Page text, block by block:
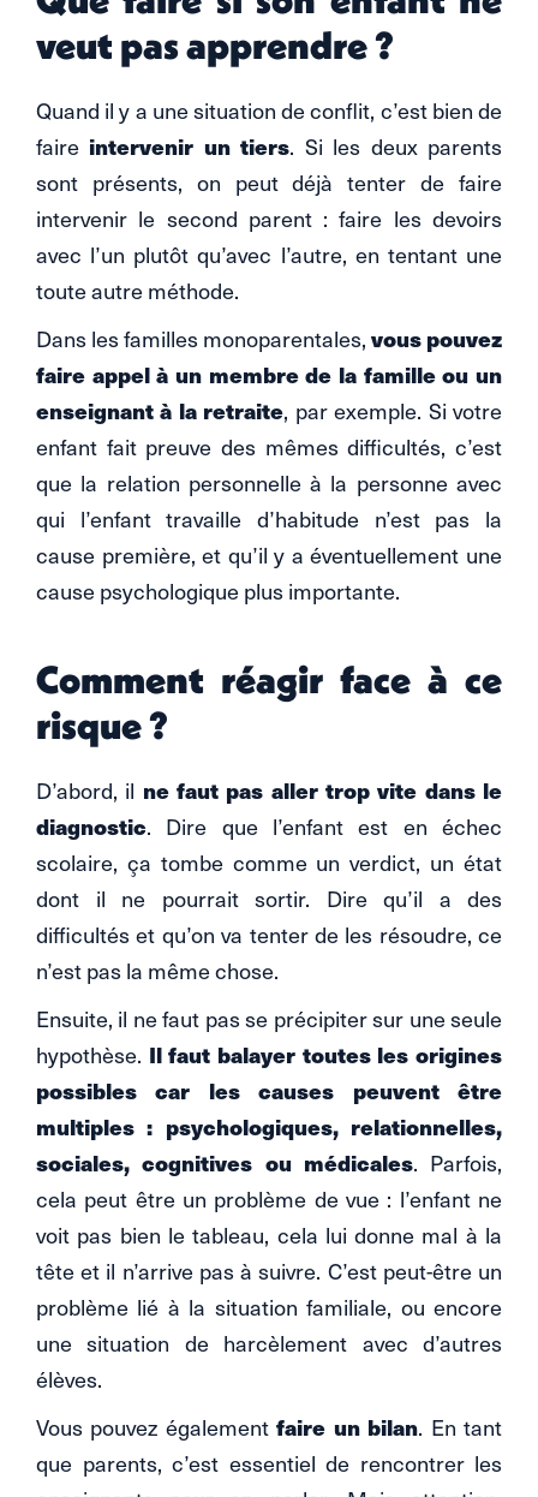
veut pas apprendre ?
Quand il y a une situation de conflit, c’est bien de
faire intervenir un tiers. Si les deux parents
sont présents, on peut déjà tenter de faire
intervenir le second parent : faire les devoirs
avec l’un plutôt qu’avec l’autre, en tentant une
toute autre méthode.
Dans les familles monoparentales, vous pouvez
faire appel à un membre de la famille ou un
enseignant à la retraite, par exemple. Si votre
enfant fait preuve des mêmes difficultés, c’est
que la relation personnelle à la personne avec
qui l’enfant travaille d’habitude n’est pas la
cause première, et qu’il y a éventuellement une
cause psychologique plus importante.
Comment réagir face à ce
risque ?
D’abord, il ne faut pas aller trop vite dans le
diagnostic. Dire que l’enfant est en échec
scolaire, ça tombe comme un verdict, un état
dont il ne pourrait sortir. Dire qu’il a des
difficultés et qu’on va tenter de les résoudre, ce
n’est pas la même chose.
Ensuite, il ne faut pas se précipiter sur une seule
hypothèse. Il faut balayer toutes les origines
possibles car les causes peuvent être
multiples : psychologiques, relationnelles,
sociales, cognitives ou médicales. Parfois,
cela peut être un problème de vue : l’enfant ne
voit pas bien le tableau, cela lui donne mal à la
tête et il n’arrive pas à suivre. C’est peut-être un
problème lié à la situation familiale, ou encore
une situation de harcèlement avec d’autres
élèves.
Vous pouvez égalementfaire un bilan. En tant
que parents, c’est essentiel de rencontrer les